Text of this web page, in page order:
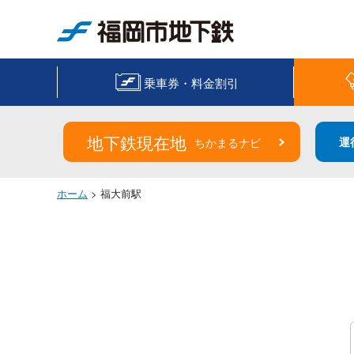
乗車券・料金割引
地下鉄現在地 ちかまるナビ 運
ホーム > 福大前駅